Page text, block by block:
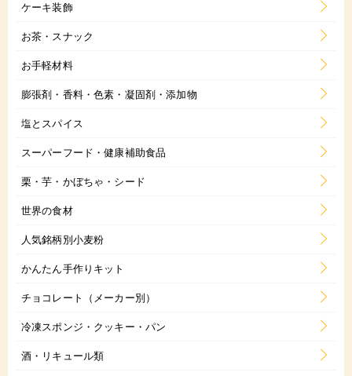
ケーキ装飾
お茶・スナック
お手軽材料
膨張剤・香料・色素・凝固剤・添加物
塩とスパイス
スーパーフード・健康補助食品
栗・芋・かぼちゃ・シード
世界の食材
人気銘柄別小麦粉
かんたん手作りキット
チョコレート（メーカー別）
冷凍スポンジ・クッキー・パン
酒・リキュール類